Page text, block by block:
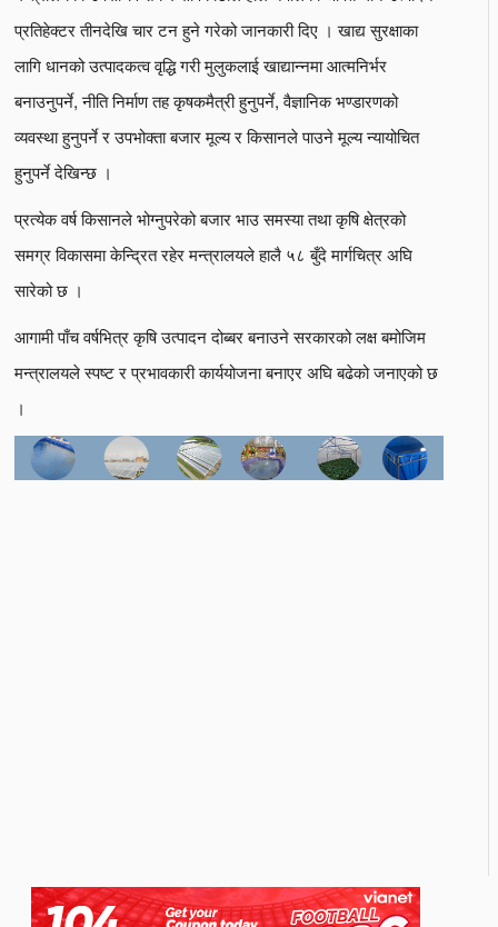
प्रतिहेक्टर तीनदेखि चार टन हुने गरेको जानकारी दिए । खाद्य सुरक्षाका
लागि धानको उत्पादकत्व वृद्धि गरी मुलुकलाई खाद्यान्नमा आत्मनिर्भर
बनाउनुपर्ने, नीति निर्माण तह कृषकमैत्री हुनुपर्ने, वैज्ञानिक भण्डारणको
व्यवस्था हुनुपर्ने र उपभोक्ता बजार मूल्य र किसानले पाउने मूल्य न्यायोचित
हुनुपर्ने देखिन्छ ।
प्रत्येक वर्ष किसानले भोग्नुपरेको बजार भाउ समस्या तथा कृषि क्षेत्रको
समग्र विकासमा केन्द्रित रहेर मन्त्रालयले हालै ५८ बुँदे मार्गचित्र अघि
सारेको छ ।
आगामी पाँच वर्षभित्र कृषि उत्पादन दोब्बर बनाउने सरकारको लक्ष बमोजिम
मन्त्रालयले स्पष्ट र प्रभावकारी कार्ययोजना बनाएर अघि बढेको जनाएको छ
।